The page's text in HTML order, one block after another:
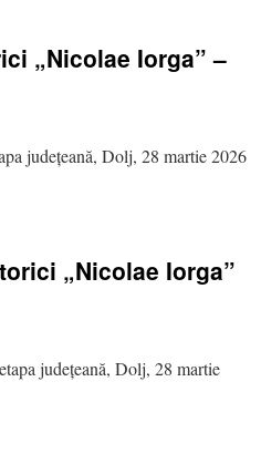
„Nicolae Iorga” –
județeană, Dolj, 28 martie 2026
„Nicolae Iorga”
județeană, Dolj, 28 martie